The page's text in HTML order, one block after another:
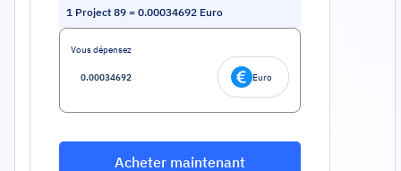
1 Project 89 = 0.00034692 Euro
Vous dépensez
Euro
Acheter maintenant